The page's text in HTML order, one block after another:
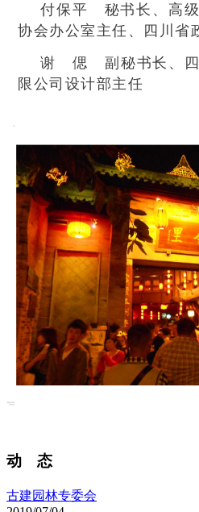
付保平 秘书长、高
协会办公室主任、四川省
谢 偲 副秘书长、四
限公司设计部主任
动 态
古建园林专委会